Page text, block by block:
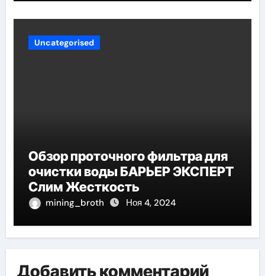
Uncategorised
Обзор проточного фильтра для
очистки воды БАРЬЕР ЭКСПЕРТ
Слим Жесткость
mining_broth Ноя 4, 2024
Добавить комментарий